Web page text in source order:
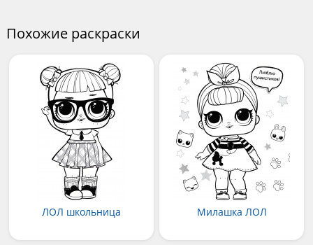
Похожие раскраски
ЛОЛ школьница Милашка ЛОЛ